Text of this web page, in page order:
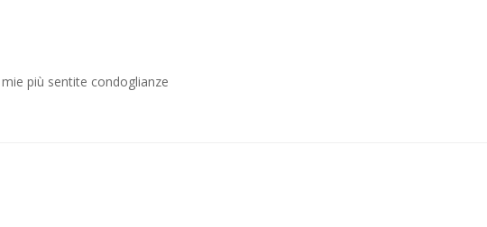
più sentite condoglianze